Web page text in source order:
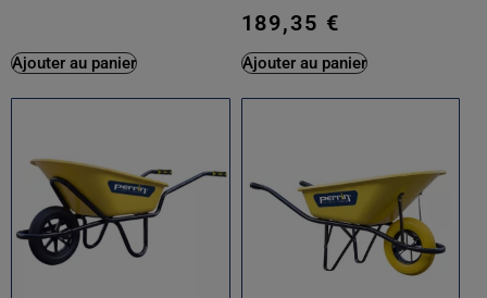
Ajouter au panier
189,35 €
Ajouter au panier